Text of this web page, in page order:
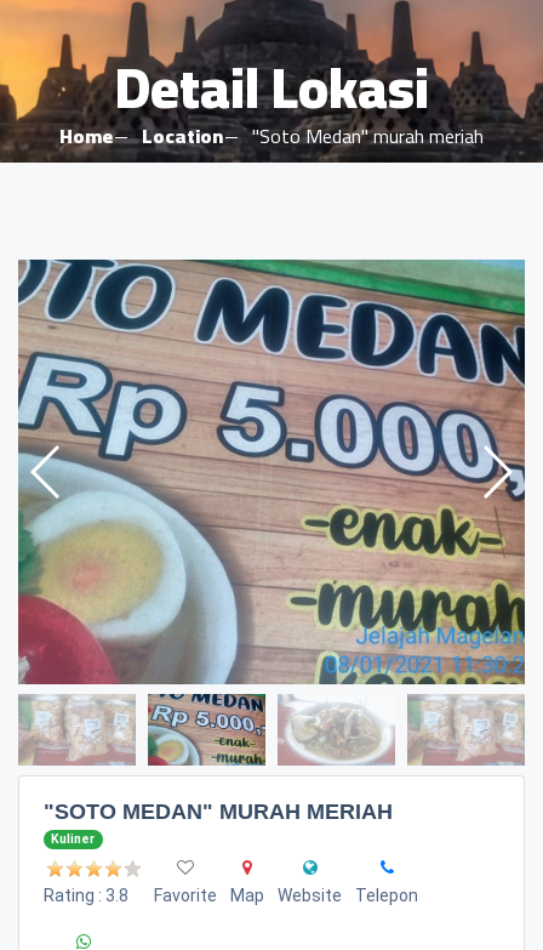
Detail Lokasi
Home Location "Soto Medan" murah meriah
"SOTO MEDAN" MURAH MERIAH
Kuliner
Rating : 3.8 Favorite Map Website Telepon